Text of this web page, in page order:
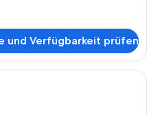
und Verfügbarkeit prüfen
Hotelzimmer mit einem großen